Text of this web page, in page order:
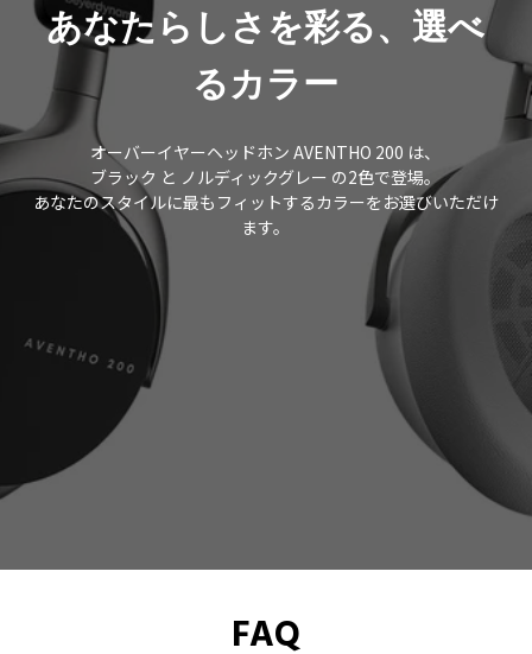
あなたらしさを彩る、選べ
るカラー
オーバーイヤーヘッドホン AVENTHO 200 は、
ブラック と ノルディックグレー の2色で登場。
あなたのスタイルに最もフィットするカラーをお選びいただけ
ます。
FAQ